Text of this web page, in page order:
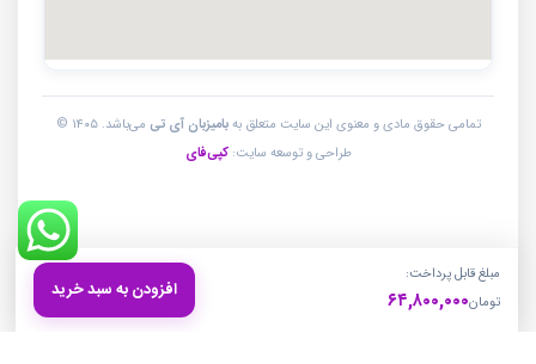
مبلغ قابل پرداخت:
تومان۶۴,۸۰۰,۰۰۰ افزودن به سبد خرید
تمامی حقوق مادی و معنوی این سایت متعلق بهبامیزبان آی تی می‌باشد. ۱۴۰۵ ©
طراحی و توسعه سایت:کپی‌فای